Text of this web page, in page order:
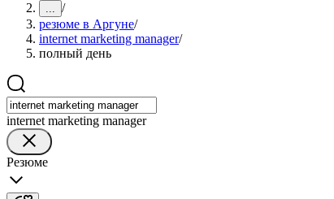
... /
резюме в Аргуне/
internet marketing manager/
полный день
internet marketing manager
Резюме